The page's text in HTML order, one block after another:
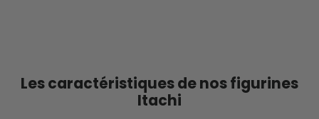
Les caractéristiques de nos figurines
Itachi